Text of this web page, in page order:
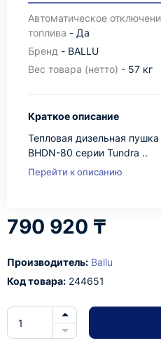
Автоматическое
топлива - Да
Бренд - BALLU
Вес товара (нетто) - 57 кг
Краткое описание
Тепловая дизельная
BHDN-80 серии Tundra ..
Перейти к описанию
790 920 ₸
Производитель: Ballu
Код товара: 244651